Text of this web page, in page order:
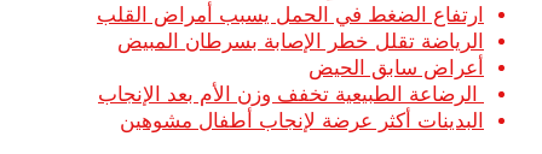
ارتفاع الضغط في الحمل يسبب أمراض القلب
الرياضة تقلل خطر الإصابة بسرطان المبيض
أعراض سابق الحيض
الرضاعة الطبيعية تخفف وزن الأم بعد الإنجاب
البدينات أكثر عرضة لإنجاب أطفال مشوهين